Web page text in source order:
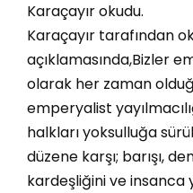
Karaçayır okudu.
Karaçayır tarafından
açıklamasında,Bizler
olarak her zaman
emperyalist
halkları yoksulluğa
düzene karşı; barışı,
kardeşliğini ve insanca